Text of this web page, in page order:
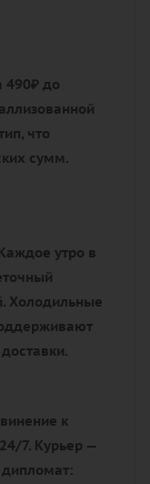
490₽ до
что
сумм.
утро в
Холодильные
к
7. Курьер —